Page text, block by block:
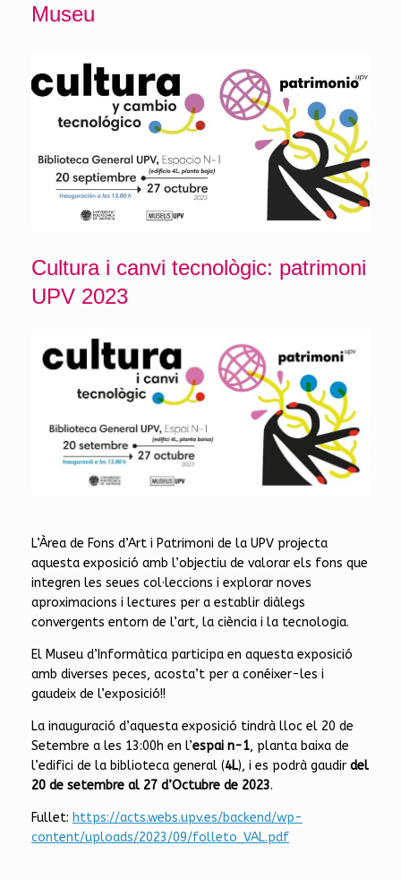
Museu
Cultura i canvi tecnològic: patrimoni
UPV 2023
L’Àrea de Fons d’Art i Patrimoni de la UPV projecta
aquesta exposició amb l’objectiu de valorar els fons que
integren les seues col·leccions i explorar noves
aproximacions i lectures per a establir diàlegs
convergents entorn de l’art, la ciència i la tecnologia.
El Museu d’Informàtica participa en aquesta exposició
amb diverses peces, acosta’t per a conéixer-les i
gaudeix de l’exposició!!
La inauguració d’aquesta exposició tindrà lloc el 20 de
Setembre a les 13:00h en l’espai n-1, planta baixa de
l’edifici de la biblioteca general (4L), i es podrà gaudir del
20 de setembre al 27 d’Octubre de 2023.
Fullet: https://acts.webs.upv.es/backend/wp-
content/uploads/2023/09/folleto_VAL.pdf